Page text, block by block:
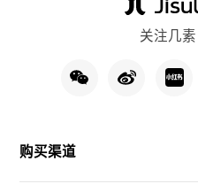
关注几
购买渠道